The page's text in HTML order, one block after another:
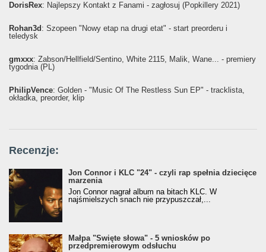
DorisRex: Najlepszy Kontakt z Fanami - zagłosuj (Popkillery 2021)
Rohan3d : Szopeen "Nowy etap na drugi etat" - start preorderu i
teledysk
gmxxx: Żabson/Hellfield/Sentino, White 2115, Malik, Wane... - premiery
tygodnia (PL)
PhilipVence: Golden - "Music Of The Restless Sun EP" - tracklista,
okładka, preorder, klip
Recenzje:
Jon Connor i KLC "24" - czyli rap spełnia dziecięce
marzenia
Jon Connor nagrał album na bitach KLC. W
najśmielszych snach nie przypuszczał,...
Małpa "Święte słowa" - 5 wniosków po
przedpremierowym odsłuchu